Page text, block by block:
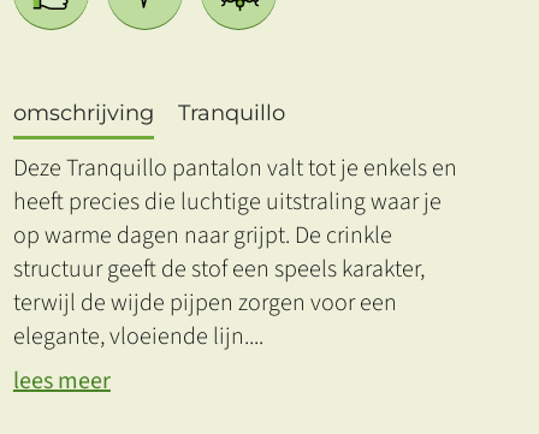
omschrijving Tranquillo
Deze Tranquillo pantalon valt tot je enkels en
heeft precies die luchtige uitstraling waar je
op warme dagen naar grijpt. De crinkle
structuur geeft de stof een speels karakter,
terwijl de wijde pijpen zorgen voor een
elegante, vloeiende lijn....
lees meer